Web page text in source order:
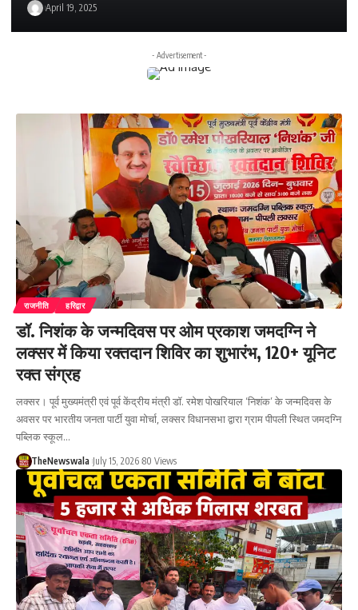
April 19, 2025
- Advertisement -
राजनीति हरिद्वार
डॉ. निशंक के जन्मदिवस पर ओम प्रकाश जमदग्नि ने
लक्सर में किया रक्तदान शिविर का शुभारंभ, 120+ यूनिट
रक्त संग्रह
लक्सर। पूर्व मुख्यमंत्री एवं पूर्व केंद्रीय मंत्री डॉ. रमेश पोखरियाल ‘निशंक’ के जन्मदिवस के
अवसर पर भारतीय जनता पार्टी युवा मोर्चा, लक्सर विधानसभा द्वारा ग्राम पीपली स्थित जमदग्नि
पब्लिक स्कूल…
TheNewswala July 15, 2026 80 Views